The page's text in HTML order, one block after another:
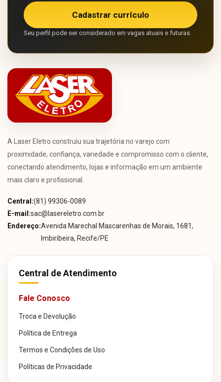
Cadastrar currículo
Seu perfil pode ser considerado em vagas atuais e futuras.
A Laser Eletro construiu sua trajetória no varejo com
proximidade, confiança, variedade e compromisso com o cliente,
conectando atendimento, lojas e informação em um ambiente
mais claro e profissional.
Central:(81) 99306-0089
E-mail:sac@lasereletro.com.br
Endereço:Avenida Marechal Mascarenhas de Morais, 1681,
Imbiribeira, Recife/PE
Central de Atendimento
Fale Conosco
Troca e Devolução
Política de Entrega
Termos e Condições de Uso
Políticas de Privacidade